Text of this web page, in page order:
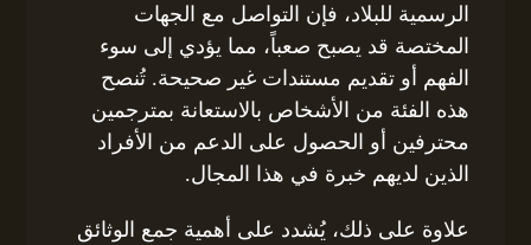
الرسمية للبلاد، فإن التواصل مع الجهات
المختصة قد يصبح صعباً، مما يؤدي إلى سوء
الفهم أو تقديم مستندات غير صحيحة. تُنصح
هذه الفئة من الأشخاص بالاستعانة بمترجمين
محترفين أو الحصول على الدعم من الأفراد
الذين لديهم خبرة في هذا المجال.
علاوة على ذلك، يُشدد على أهمية جمع الوثائق